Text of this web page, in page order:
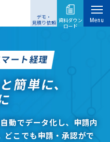
デモ・
見積り依頼 資料ダウン
ロード
Menu
ート経理
簡単に、
動でデータ化し、申請内
どこでも申請・承認がで